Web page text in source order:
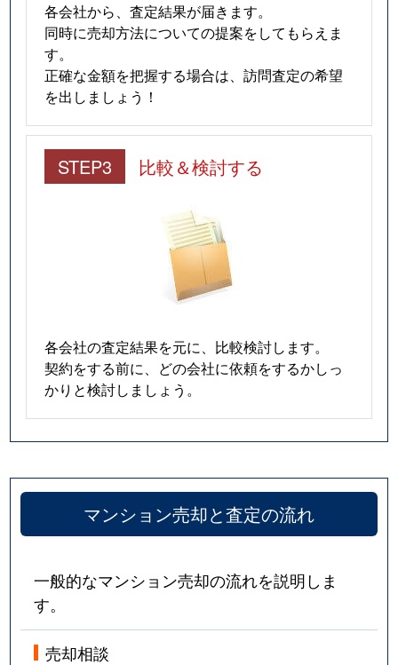
各会社から、査定結果が届きます。
同時に売却方法についての提案をしてもらえま
す。
正確な金額を把握する場合は、訪問査定の希望
を出しましょう！
STEP3 比較＆検討する
各会社の査定結果を元に、比較検討します。
契約をする前に、どの会社に依頼をするかしっ
かりと検討しましょう。
マンション売却と査定の流れ
一般的なマンション売却の流れを説明しま
す。
売却相談